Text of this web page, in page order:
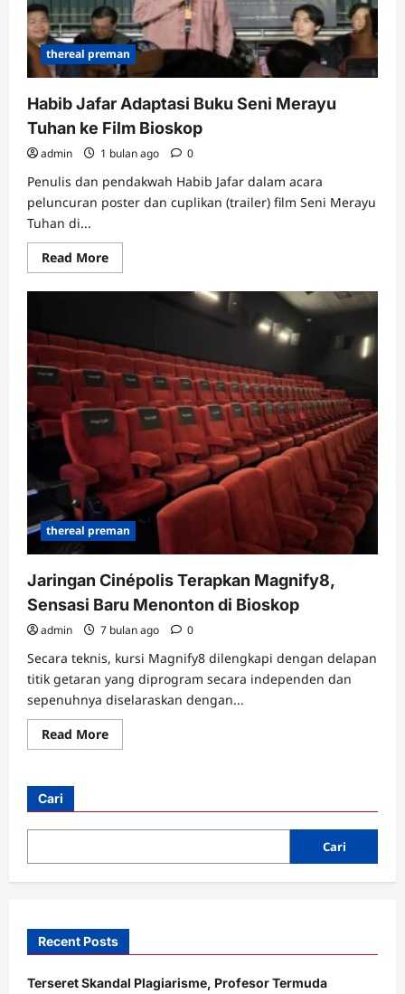
thereal preman
Habib Jafar Adaptasi Buku Seni Merayu
Tuhan ke Film Bioskop
admin 1 bulan ago 0
Penulis dan pendakwah Habib Jafar dalam acara
peluncuran poster dan cuplikan (trailer) film Seni Merayu
Tuhan di...
Read MoreRead
more
Habib
Seni
Merayu
Tuhan
ke
Film
Bioskop
thereal preman
Jaringan Cinépolis Terapkan Magnify8,
Sensasi Baru Menonton di Bioskop
admin 7 bulan ago 0
Secara teknis, kursi Magnify8 dilengkapi dengan delapan
titik getaran yang diprogram secara independen dan
sepenuhnya diselaraskan dengan...
Read MoreRead
more
Magnify8,
Baru
di
Cari
Cari
Recent Posts
Terseret Skandal Plagiarisme, Profesor Termuda